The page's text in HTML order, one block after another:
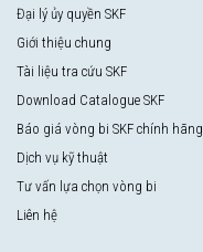
Đại lý ủy quyền SKF
Giới thiệu chung
Tài liệu tra cứu SKF
Download Catalogue SKF
Báo giá vòng bi SKF chính hãng
Dịch vụ kỹ thuật
Tư vấn lựa chọn vòng bi
Liên hệ